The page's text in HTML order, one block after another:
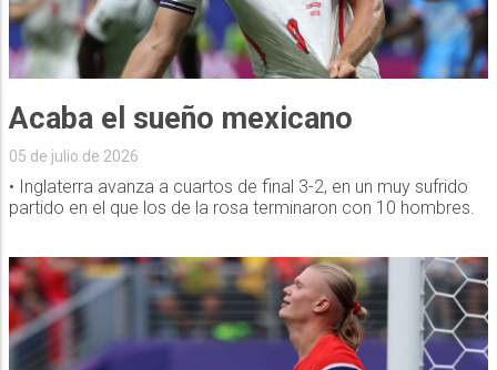
Acaba el sueño mexicano
05 de julio de 2026
• Inglaterra avanza a cuartos de final 3-2, en un muy sufrido
partido en el que los de la rosa terminaron con 10 hombres.